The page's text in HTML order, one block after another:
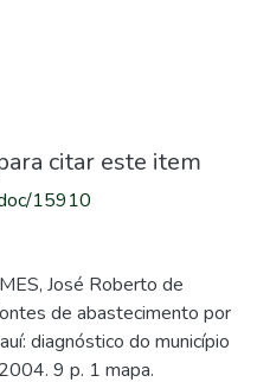
citar este item
15910
José Roberto de
de abastecimento por
diagnóstico do município
9 p. 1 mapa.